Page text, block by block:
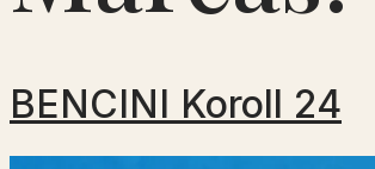
BENCINI Koroll 24